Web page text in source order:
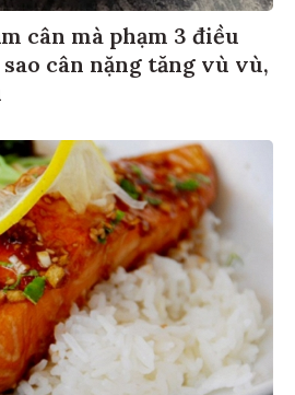
cân mà phạm 3 điều
cân nặng tăng vù vù,